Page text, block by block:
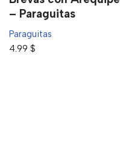
– Paraguitas
Paraguitas
4.99 $